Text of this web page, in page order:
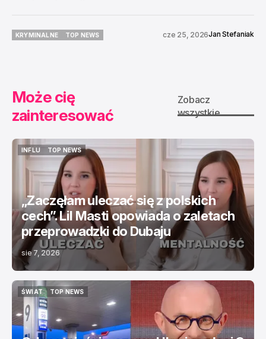
KRYMINALNE
TOP NEWS
cze 25, 2026Jan Stefaniak
Może cię
zainteresować
Zobacz
wszystkie
INFLU
INFLU
TOP NEWS
TOP NEWS
„Zaczęłam uleczać się z polskich
cech”. Lil Masti opowiada o zaletach
przeprowadzki do Dubaju
sie 7, 2026
ŚWIAT
ŚWIAT
TOP NEWS